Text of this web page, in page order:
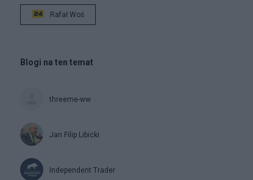
Rafał Woś
Blogi na ten temat
threeme-ww
Jan Filip Libicki
Independent Trader